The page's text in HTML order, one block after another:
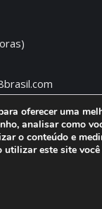
– Todos os
do Grupo
oferecer uma
analisar como
o conteúdo e
utilizar este site